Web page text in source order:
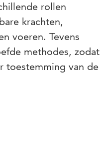
rollen
krachten,
voeren. Tevens
methodes, zodat
toestemming van de